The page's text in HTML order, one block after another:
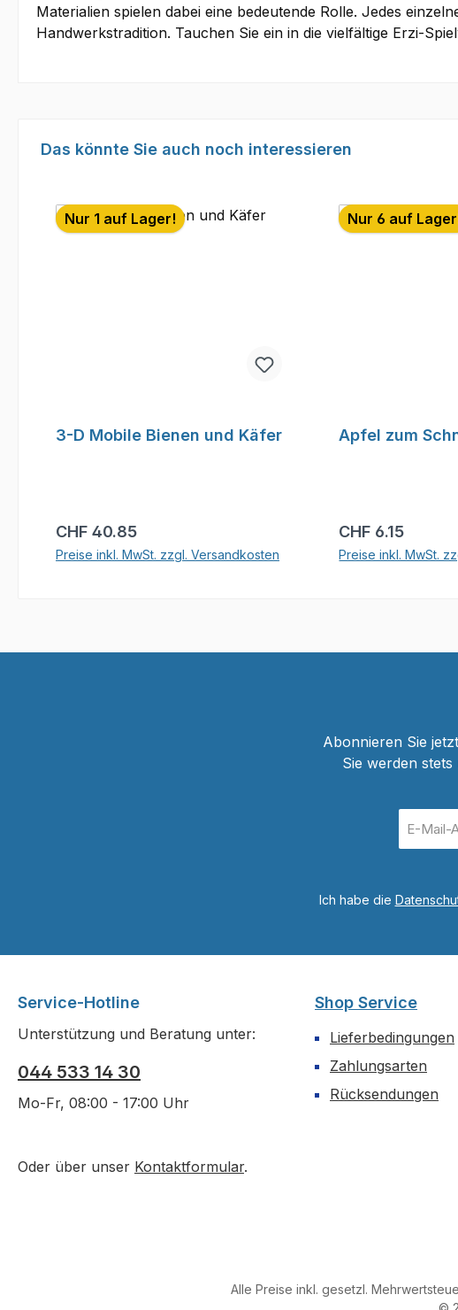
Materialien spielen dabei eine bedeutende Rolle. Jedes
Handwerkstradition. Tauchen Sie ein in die vielfältige Erzi-
Produktgalerie überspringen
Das könnte Sie auch noch interessieren
Nur 1 auf Lager!
3-D Mobile Bienen und Käfer
Regulärer Preis:
CHF 40.85
Preise inkl. MwSt. zzgl. Versandkosten
Nur 6 auf
Apfel zum
Regulärer Preis:
CHF 6.15
Preise inkl. MwSt.
Abonnieren Sie
Sie werden
Mail-
Adresse
Ich habe die
Service-Hotline
Unterstützung und Beratung unter:
044 533 14 30
Mo-Fr, 08:00 - 17:00 Uhr
Oder über unser Kontaktformular.
Shop Service
Lieferbedingungen
Zahlungsarten
Rücksendungen
Alle Preise inkl. gesetzl.